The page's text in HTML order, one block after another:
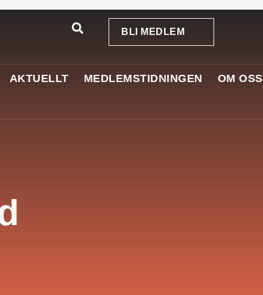
BLI MEDLEM
AKTUELLT MEDLEMSTIDNINGEN
OM OSS